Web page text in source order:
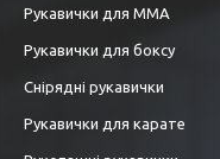
Рукавички для ММА
Рукавички для боксу
Снірядні рукавички
Рукавички для карате